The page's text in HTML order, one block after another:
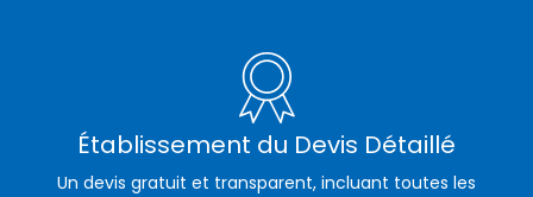
Établissement du Devis Détaillé
Un devis gratuit et transparent, incluant toutes les